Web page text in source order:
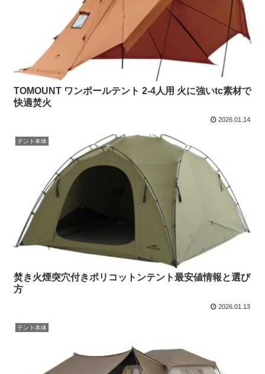
TOMOUNT ワンポールテント 2-4人用 火に強いtc素材で
快適焚火
2026.01.14
テント本体
焚き火煙突穴付きポリコットンテント最安値情報と選び
方
2026.01.13
テント本体